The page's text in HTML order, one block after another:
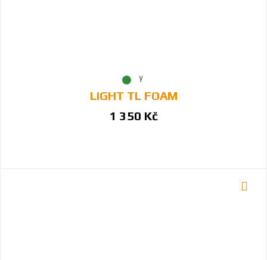
LIGHT TL FOAM
1 350 Kč